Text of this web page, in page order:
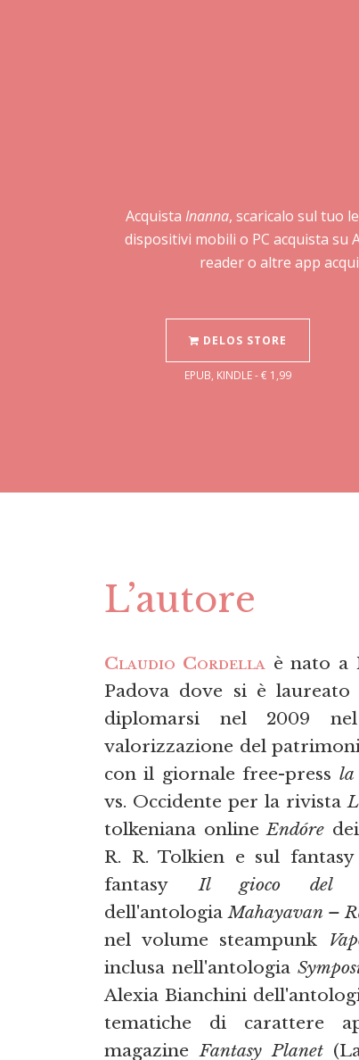
Acquista Inanna, scaricalo sul tuo
dispositivi mobili o PC acquista su
reader o altre app
DELOS STORE
EPUB, KINDLE - € 1,99
L’autore
Claudio Cordellaè nato a
Padova dove si è
diplomarsi nel 2009
valorizzazione del
con il giornale free-press la
vs. Occidente per la rivista
tolkeniana onlineEndóre
R. R. Tolkien e sul
fantasyIl gioco del
dell'antologiaMahayavan –
nel volume steampunk
inclusa nell'antologia
Alexia Bianchini
tematiche di carattere
magazineFantasy Planet